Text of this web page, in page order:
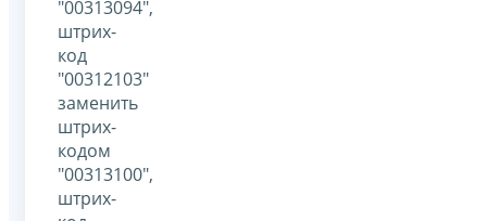
"00313094",
штрих-
код
"00312103"
заменить
штрих-
кодом
"00313100",
штрих-